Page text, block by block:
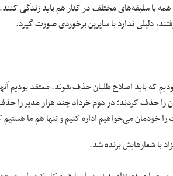
با سلیقه‌های مختلف در کنار هم باید زندگی
دلیلی ندارد با سایرین برخوردی صورت گیرد.
که باید اصلاح طلبان حذف شوند. معتقد بودیم
را حذف کردند؛ در دوم خرداد چند هزار مدیر را
را خودمان می‌خواهیم اداره کنیم و تنها هم ما هستیم
با شعارهایش برنده شد.